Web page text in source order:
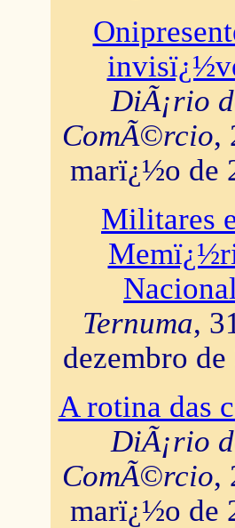
DiÃ¡rio
ComÃ©rcio,
marï¿½o de
Militares
Nacional
Ternuma,
dezembro de
A rotina das
DiÃ¡rio
ComÃ©rcio,
marï¿½o de